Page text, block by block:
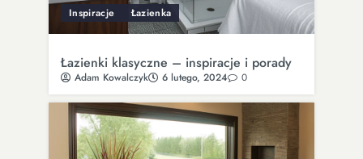
Inspiracje Łazienka
Łazienki klasyczne – inspiracje i porady
Adam Kowalczyk 6 lutego, 2024 0